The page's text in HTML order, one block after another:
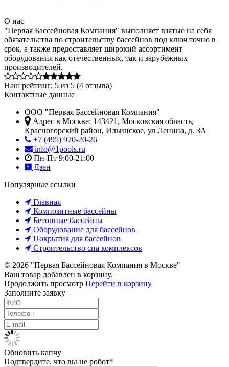
О нас
"Первая Бассейновая Компания" выполняет взятые на себя
обязательства по строительству бассейнов под ключ точно в
срок, а также предоставляет широкий ассортимент
оборудования как отечественных, так и зарубежных
производителей.
Наш рейтинг: 5 из 5 (4 отзыва)
Контактные данные
ООО "Первая Бассейновая Компания"
Адрес в Москве: 143421 , Московская область,
Красногорский район, Ильинское, ул Ленина, д. 3А
+7 (495) 970-20-26
info@1pools.ru
Пн-Пт 9:00-21:00
Дзен
Популярные ссылки
Главная
Композитные бассейны
Бетонные бассейны
Оборудование для бассейнов
Покрытия для бассейнов
Строительство спа комплексов
© 2026 "Первая Бассейновая Компания в Москве"
Ваш товар добавлен в корзину.
Продолжить просмотр Перейти в корзину
Заполните заявку
Обновить капчу
Подтвердите, что вы не робот*